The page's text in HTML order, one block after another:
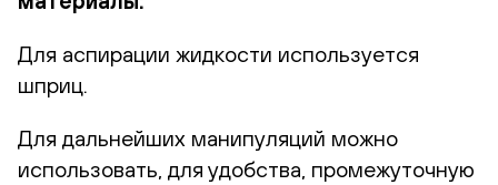
Для аспирации жидкости используется
шприц.
Для дальнейших манипуляций можно
использовать, для удобства, промежуточную